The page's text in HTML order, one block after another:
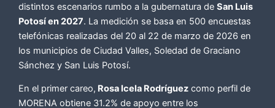
distintos escenarios rumbo a la gubernatura deSan Luis
Potosí en 2027. La medición se basa en 500 encuestas
telefónicas realizadas del 20 al 22 de marzo de 2026 en
los municipios de Ciudad Valles, Soledad de Graciano
Sánchez y San Luis Potosí.
En el primer careo, Rosa Icela Rodríguez como perfil de
MORENA obtiene 31.2% de apoyo entre los